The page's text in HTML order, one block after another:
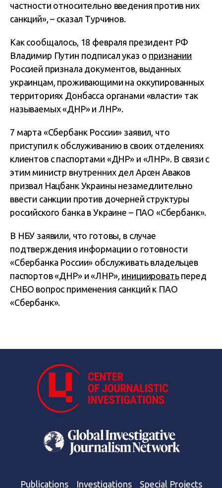
частности относительно введения против них
санкций», – сказал Турчинов.
Как сообщалось, 18 февраля президент РФ
Владимир Путин подписал указ о признании
Россией признала документов, выданных
украинцам, проживающими на оккупированных
территориях Донбасса органами «власти» так
называемых «ДНР» и ЛНР».
7 марта «Сбербанк России» заявил, что
приступил к обслуживанию в своих отделениях
клиентов с паспортами «ДНР» и «ЛНР». В связи с
этим министр внутренних дел Арсен Аваков
призвал Нацбанк Украины незамедлительно
ввести санкции против дочерней структуры
российского банка в Украине – ПАО «Сбербанк».
В НБУ заявили, что готовы, в случае
подтверждения информации о готовности
«Сбербанка России» обслуживать владельцев
паспортов «ДНР» и «ЛНР», инициироватьперед
СНБО вопрос применения санкций к ПАО
«Сбербанк».
Publications Investigations Special Projects